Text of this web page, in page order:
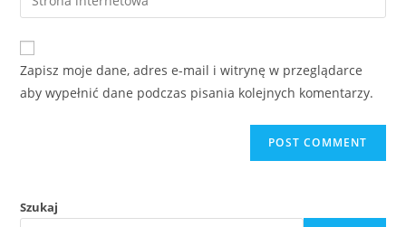
Zapisz moje dane, adres e-mail i witrynę w przeglądarce
aby wypełnić dane podczas pisania kolejnych komentarzy.
Szukaj